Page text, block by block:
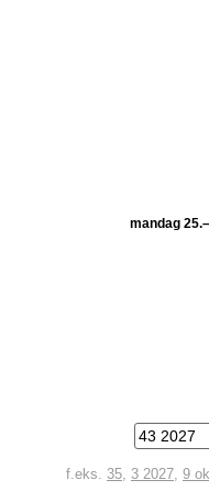
mandag
f.eks. 35, 3 2027, 9